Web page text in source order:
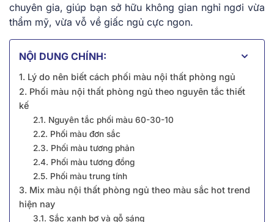
chuyên gia, giúp bạn sở hữu không gian nghỉ ngơi vừa
thẩm mỹ, vừa vỗ về giấc ngủ cực ngon.
NỘI DUNG CHÍNH:
1. Lý do nên biết cách phối màu nội thất phòng ngủ
2. Phối màu nội thất phòng ngủ theo nguyên tắc thiết
kế
2.1. Nguyên tắc phối màu 60-30-10
2.2. Phối màu đơn sắc
2.3. Phối màu tương phản
2.4. Phối màu tương đồng
2.5. Phối màu trung tính
3. Mix màu nội thất phòng ngủ theo màu sắc hot trend
hiện nay
3.1. Sắc xanh bơ và gỗ sáng